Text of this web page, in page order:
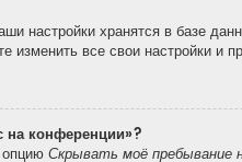
настройки хранятся в базе
изменить все свои настройки и
на конференции»?
опцию Скрывать моё пребывание